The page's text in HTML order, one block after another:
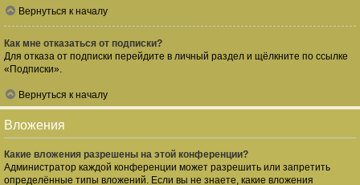
Вернуться к началу
Как мне отказаться от подписки?
Для отказа от подписки перейдите в личный раздел и щёлкните по ссылке
«Подписки».
Вернуться к началу
Вложения
Какие вложения разрешены на этой конференции?
Администратор каждой конференции может разрешить или запретить
определённые типы вложений. Если вы не знаете, какие вложения